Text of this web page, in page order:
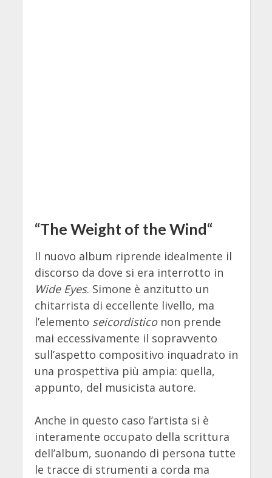
“The Weight of the Wind“
Il nuovo album riprende idealmente il
discorso da dove si era interrotto in
Wide Eyes. Simone è anzitutto un
chitarrista di eccellente livello, ma
l’elemento seicordisticonon prende
mai eccessivamente il sopravvento
sull’aspetto compositivo inquadrato in
una prospettiva più ampia: quella,
appunto, del musicista autore.
Anche in questo caso l’artista si è
interamente occupato della scrittura
dell’album, suonando di persona tutte
le tracce di strumenti a corda ma